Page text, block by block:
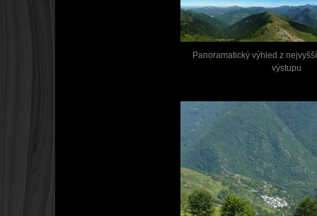
Panoramatický výhled z
výstupu